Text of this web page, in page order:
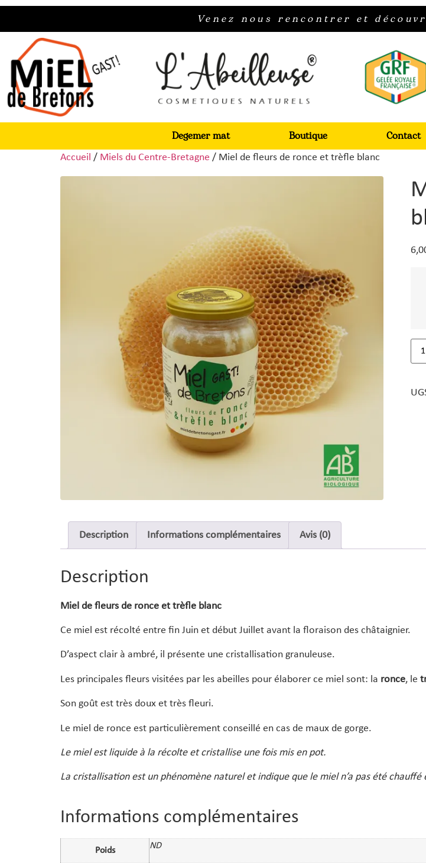
Venez nous rencontrer et
Degemer mat Boutique Contact
Accueil / Miels du Centre-Bretagne / Miel de fleurs de ronce et trèfle blanc
Description Informations complémentaires Avis (0)
Description
Miel de fleurs de ronce et trèfle blanc
Ce miel est récolté entre fin Juin et début Juillet avant la floraison des châtaignier.
D’aspect clair à ambré, il présente une cristallisation granuleuse.
Les principales fleurs visitées par les abeilles pour élaborer ce miel sont: la ronce, le
Son goût est très doux et très fleuri.
Le miel de ronce est particulièrement conseillé en cas de maux de gorge.
Le miel est liquide à la récolte et cristallise une fois mis en pot.
La cristallisation est un phénomène naturel et indique que le miel n’a pas été
Informations complémentaires
Poids ND